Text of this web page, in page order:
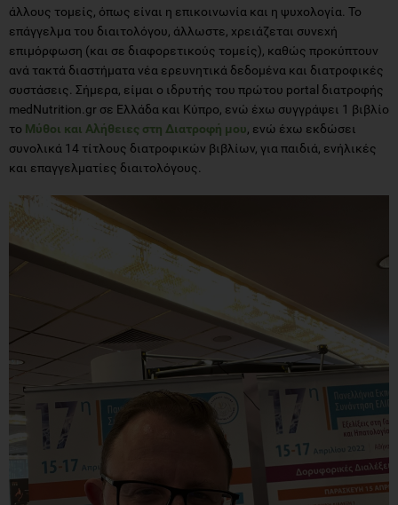
άλλους τομείς, όπως είναι η επικοινωνία και η ψυχολογία. Το
επάγγελμα του διαιτολόγου, άλλωστε, χρειάζεται συνεχή
επιμόρφωση (και σε διαφορετικούς τομείς), καθώς προκύπτουν
ανά τακτά διαστήματα νέα ερευνητικά δεδομένα και διατροφικές
συστάσεις. Σήμερα, είμαι ο ιδρυτής του πρώτου portal διατροφής
medNutrition.gr σε Ελλάδα και Κύπρο, ενώ έχω συγγράψει 1 βιβλίο
το Μύθοι και Αλήθειες στη Διατροφή μου, ενώ έχω εκδώσει
συνολικά 14 τίτλους διατροφικών βιβλίων, για παιδιά, ενήλικές
και επαγγελματίες διαιτολόγους.